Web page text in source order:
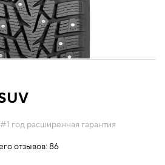
#1 год расширенная гарантия
отзывов: 86